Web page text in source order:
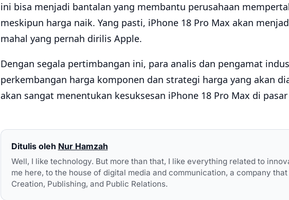
ini bisa menjadi bantalan yang membantu perusahaan
meskipun harga naik. Yang pasti, iPhone 18 Pro Max akan
mahal yang pernah dirilis Apple.
Dengan segala pertimbangan ini, para analis dan pengamat
perkembangan harga komponen dan strategi harga yang akan
akan sangat menentukan kesuksesan iPhone 18 Pro Max di
Ditulis oleh Nur Hamzah
Well, I like technology. But more than that, I like everything related to
me here, to the house of digital media and communication, a company
Creation, Publishing, and Public Relations.